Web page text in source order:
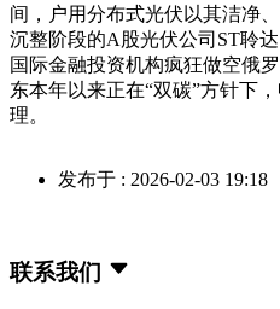
间，户用分布式光伏以其洁净
沉整阶段的A股光伏公司ST聆
国际金融投资机构疯狂做空俄
东本年以来正在“双碳”方针下
理。
发布于 : 2026-02-03 19:18
联系我们